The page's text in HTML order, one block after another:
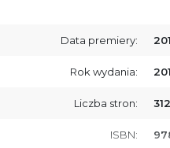
Data premiery:
Rok wydania:
Liczba stron: 312
ISBN: